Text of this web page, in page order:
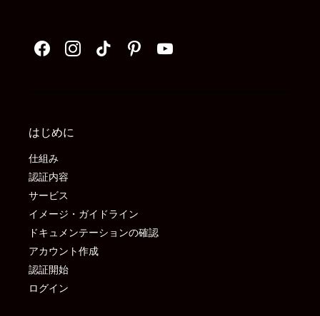
はじめに
仕組み
認証内容
サービス
イメージ・ガイドライン
ドキュメンテーションの確認
アカウント作成
認証開始
ログイン